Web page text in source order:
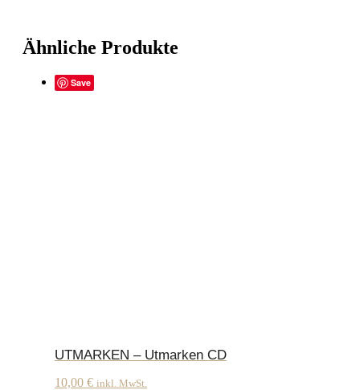
Ähnliche Produkte
Save
UTMARKEN – Utmarken CD
10,00 € inkl. MwSt.